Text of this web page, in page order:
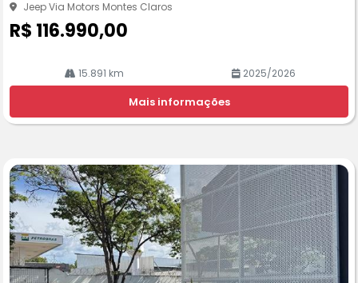
he
Jeep Via Motors Montes Claros
R$ 116.990,00
15.891 km 2025/2026
Mais informações